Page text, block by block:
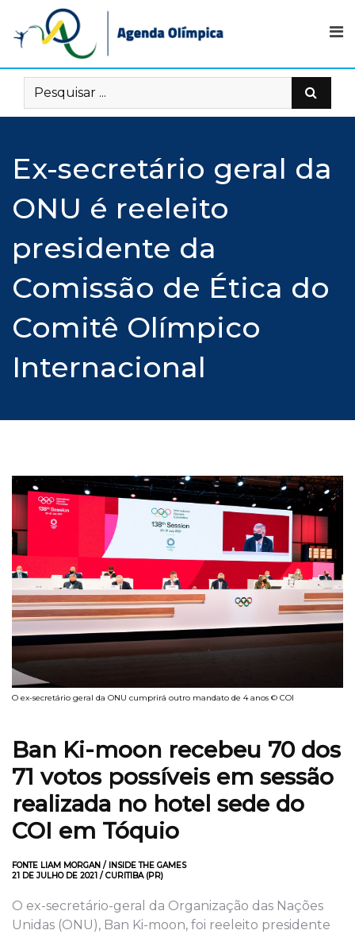
content
Ex-secretário geral da
ONU é reeleito
presidente da
Comissão de Ética do
Comitê Olímpico
Internacional
O ex-secretário geral da ONU cumprirá outro mandato de 4 anos © COI
Ban Ki-moon recebeu 70 dos
71 votos possíveis em sessão
realizada no hotel sede do
COI em Tóquio
FONTE LIAM MORGAN / INSIDE THE GAMES
21 DE JULHO DE 2021 / CURITIBA (PR)
O ex-secretário-geral da Organização das Nações
Unidas (ONU), Ban Ki-moon, foi reeleito presidente